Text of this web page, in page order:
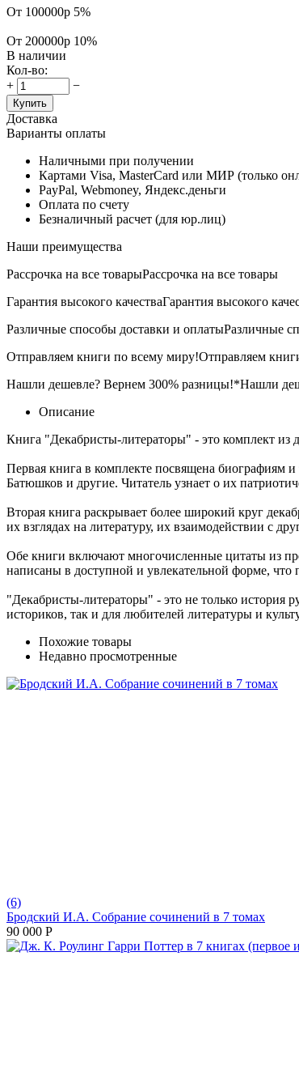
От 100000р 5%
От 200000р 10%
В наличии
Кол-во:
+
−
Купить
Доставка
Варианты оплаты
Наличными при получении
Картами Visa, MasterCard или МИР (только
PayPal, Webmoney, Яндекс.деньги
Оплата по счету
Безналичный расчет (для юр.лиц)
Наши преимущества
Рассрочка на все товарыРассрочка на все товары
Гарантия высокого качестваГарантия высокого
Различные способы доставки и оплатыРазличные
Отправляем книги по всему миру!Отправляем
Нашли дешевле? Вернем 300% разницы!*Нашли
Описание
Книга "Декабристы-литераторы" - это комплект из
Первая книга в комплекте посвящена биографиям
Батюшков и другие. Читатель узнает о их
Вторая книга раскрывает более широкий круг
их взглядах на литературу, их взаимодействии с
Обе книги включают многочисленные цитаты из
написаны в доступной и увлекательной форме, что
"Декабристы-литераторы" - это не только история
историков, так и для любителей литературы и
Похожие товары
Недавно просмотренные
(6)
Бродский И.А. Собрание сочинений в 7 томах
90 000 Р